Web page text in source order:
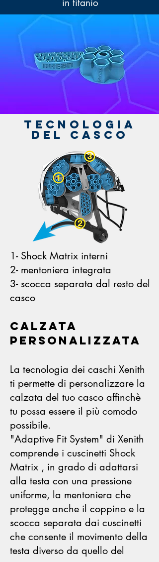
in titanio
tecnologia
del casco
1- Shock Matrix interni
2- mentoniera integrata
3- scocca separata dal resto del
casco
Calzata
personalizzata
La tecnologia dei caschi Xenith
ti permette di personalizzare la
calzata del tuo casco affinchè
tu possa essere il più comodo
possibile.
"Adaptive Fit System" di Xenith
comprende i cuscinetti Shock
Matrix , in grado di adattarsi
alla testa con una pressione
uniforme, la mentoniera che
protegge anche il coppino e la
scocca separata dai cuscinetti
che consente il movimento della
testa diverso da quello del